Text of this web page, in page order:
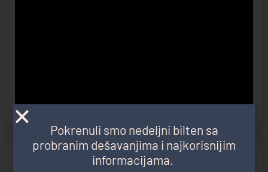
Kategorija atrakcije
Pokrenuli smo nedeljni bilten sa
probranim dešavanjima i najkorisnijim
informacijama.